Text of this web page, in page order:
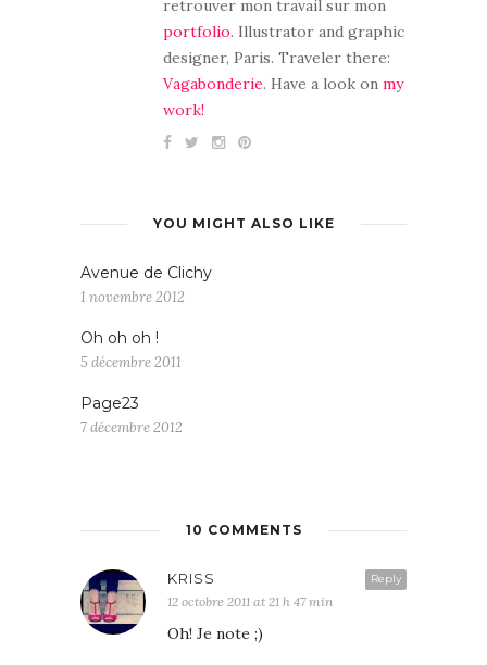
retrouver mon travail sur mon
portfolio. Illustrator and graphic
designer, Paris. Traveler there:
Vagabonderie. Have a look on my
work!
YOU MIGHT ALSO LIKE
Avenue de Clichy
1 novembre 2012
Oh oh oh !
5 décembre 2011
Page23
7 décembre 2012
10 COMMENTS
Reply
KRISS
12 octobre 2011 at 21 h 47 min
Oh! Je note ;)